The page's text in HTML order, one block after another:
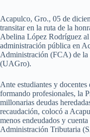
Acapulco, Gro., 05 de
transitar en la ruta de la
Abelina López Rodríguez
administración pública en
Administración (FCA) de
(UAGro).
Ante estudiantes y
formando profesionales, la
millonarias deudas
recaudación, colocó a
menos endeudados y
Administración Tributaria